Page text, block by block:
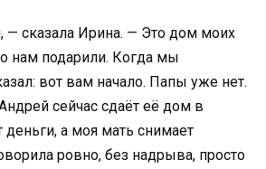
сказала Ирина. — Это дом моих
нам подарили. Когда мы
вот вам начало. Папы уже нет.
сейчас сдаёт её дом в
деньги, а моя мать снимает
ровно, без надрыва, просто